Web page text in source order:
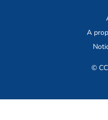
A
©